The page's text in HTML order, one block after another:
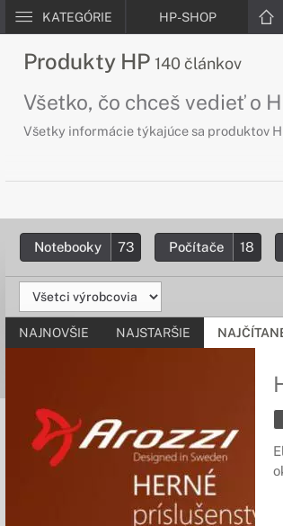
KATEGÓRIE HP-SHOP
Produkty HP 140 článkov
Všetko, čo chceš vedieť o
Všetky informácie týkajúce sa produktov
Notebooky 73 Počítače 18
NAJNOVŠIE NAJSTARŠIE